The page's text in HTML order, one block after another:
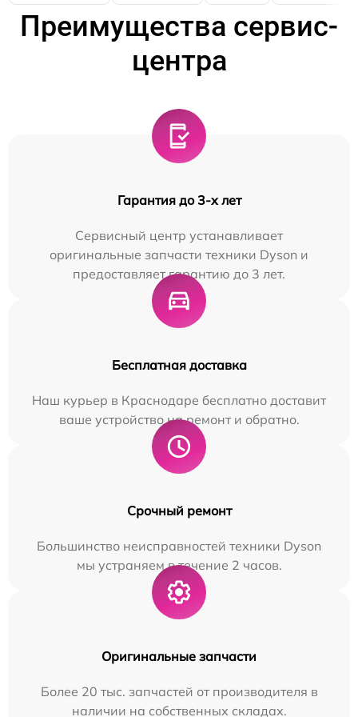
Преимущества сервис-
центра
Гарантия до 3-х лет
Сервисный центр устанавливает
оригинальные запчасти техники Dyson и
предоставляет гарантию до 3 лет.
Бесплатная доставка
Наш курьер в Краснодаре бесплатно доставит
ваше устройство на ремонт и обратно.
Срочный ремонт
Большинство неисправностей техники Dyson
мы устраняем в течение 2 часов.
Оригинальные запчасти
Более 20 тыс. запчастей от производителя в
наличии на собственных складах.